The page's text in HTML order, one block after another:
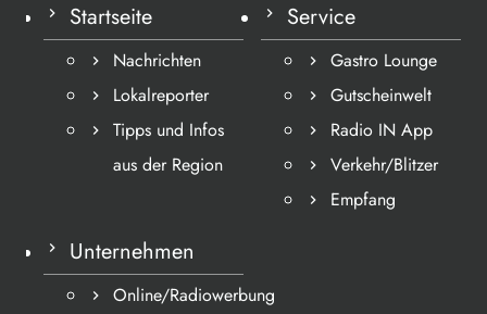
Startseite
Nachrichten
Lokalreporter
Tipps und Infos
aus der Region
Service
Gastro Lounge
Gutscheinwelt
Radio IN App
Verkehr/Blitzer
Empfang
Unternehmen
Online/Radiowerbung